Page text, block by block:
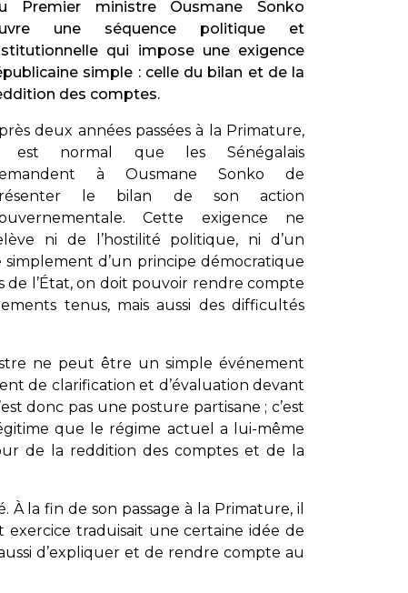
Premier ministre Ousmane Sonko
une séquence politique et
qui impose une exigence
simple : celle du bilan et de la
des comptes.
deux années passées à la Primature,
est normal que les Sénégalais
à Ousmane Sonko de
le bilan de son action
Cette exigence ne
ni de l’hostilité politique, ni d’un
d’un principe démocratique
de l’État, on doit pouvoir rendre compte
tenus, mais aussi des difficultés
ne peut être un simple événement
de clarification et d’évaluation devant
donc pas une posture partisane ; c’est
que le régime actuel a lui-même
de la reddition des comptes et de la
À la fin de son passage à la Primature, il
traduisait une certaine idée de
d’expliquer et de rendre compte au